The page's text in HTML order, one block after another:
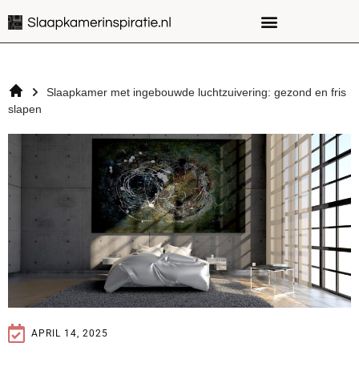
Slaapkamer met ingebouwde luchtzuivering: gezond en fris
slapen
APRIL 14, 2025